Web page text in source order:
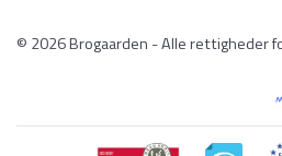
© 2026 Brogaarden - Alle rettigheder